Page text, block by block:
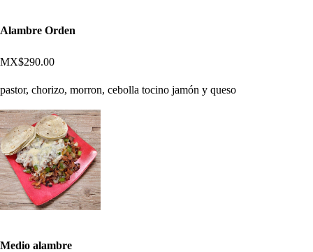
Alambre Orden
MX$290.00
pastor, chorizo, morron, cebolla tocino jamón y queso
Medio alambre